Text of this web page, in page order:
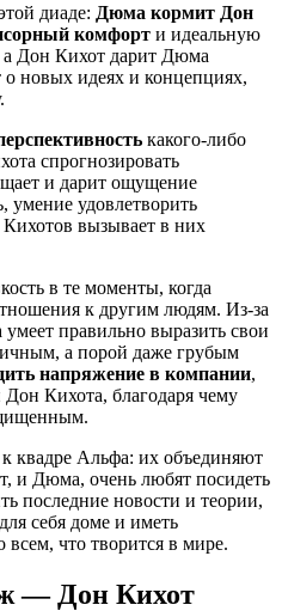
диаде: Дюма кормит Дон
комфорт и идеальную
а Дон Кихот дарит Дюма
о новых идеях и концепциях,
какого-либо
спрогнозировать
и дарит ощущение
умение удовлетворить
вызывает в них
в те моменты, когда
к другим людям. Из-за
правильно выразить свои
а порой даже грубым
напряжение в компании,
Кихота, благодаря чему
квадре Альфа: их объединяют
и Дюма, очень любят посидеть
последние новости и теории,
себя доме и иметь
всем, что творится в мире.
— Дон Кихот